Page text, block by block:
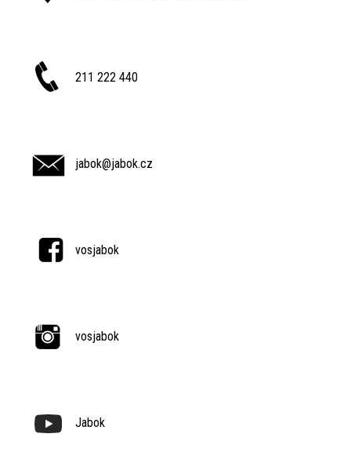
211 222 440
jabok@jabok.cz
vosjabok
vosjabok
Jabok